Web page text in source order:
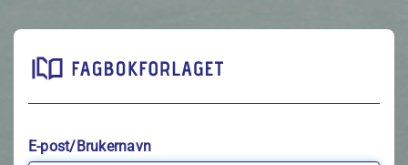
E-post/Brukernavn